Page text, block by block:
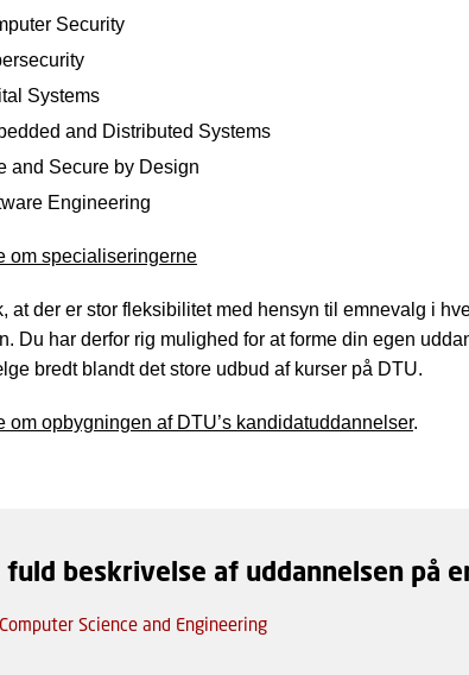
Security
Systems
and Distributed Systems
and Secure by Design
Engineering
om specialiseringerne
at der er stor fleksibilitet med hensyn til emnevalg i
Du har derfor rig mulighed for at forme din egen
bredt blandt det store udbud af kurser på DTU.
om opbygningen af DTU’s kandidatuddannelser.
fuld beskrivelse af uddannelsen på
Computer Science and Engineering